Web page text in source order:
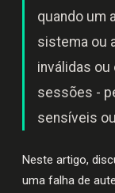
quando um
sistema ou
inválidas ou
sessões -
sensíveis
Neste artigo,
uma falha de